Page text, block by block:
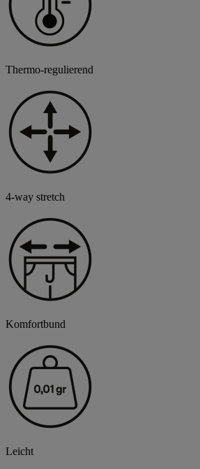
Thermo-regulierend
4-way stretch
Komfortbund
Leicht